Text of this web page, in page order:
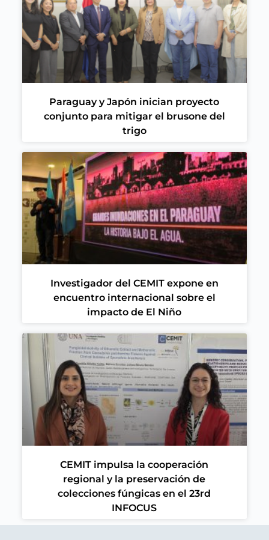
Paraguay y Japón inician proyecto
conjunto para mitigar el brusone del
trigo
Investigador del CEMIT expone en
encuentro internacional sobre el
impacto de El Niño
CEMIT impulsa la cooperación
regional y la preservación de
colecciones fúngicas en el 23rd
INFOCUS